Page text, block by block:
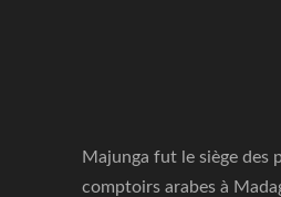
Majunga fut le siège des
comptoirs arabes à